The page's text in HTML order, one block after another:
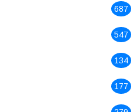
687
547
134
177